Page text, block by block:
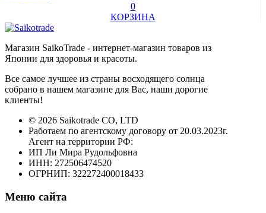
0
КОРЗИНА
Магазин SaikoTrade - интернет-магазин товаров из
Японии для здоровья и красоты.
Все самое лучшее из страны восходящего солнца
собрано в нашем магазине для Вас, наши дорогие
клиенты!
© 2026 Saikotrade CO, LTD
Работаем по агентскому договору от 20.03.2023г.
Агент на территории РФ:
ИП Ли Мира Рудольфовна
ИНН: 272506474520
ОГРНИП: 322272400018433
Меню сайта